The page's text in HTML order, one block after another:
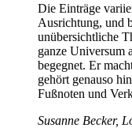
Die Einträge
Ausrichtung, und
unübersichtliche
ganze Universum
begegnet. Er
gehört genauso
Fußnoten und
Susanne Becker,